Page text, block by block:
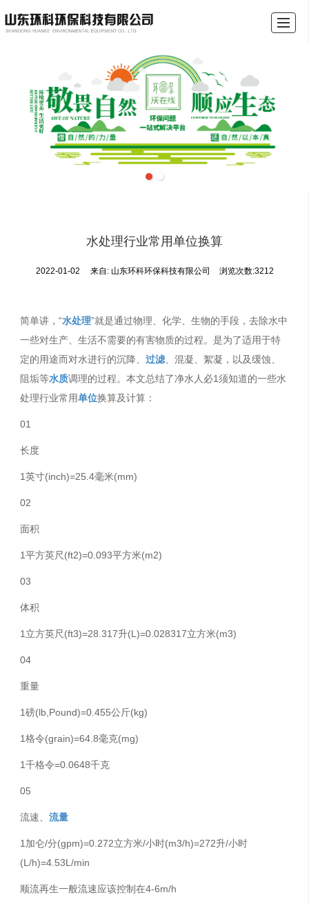
行业资讯成功案例
水处理行业常用单位换算
2022-01-02 来自: 山东环科环保科技有限公司 浏览次数:3212
简单讲，“水处理”就是通过物理、化学、生物的手段，去除水中
一些对生产、生活不需要的有害物质的过程。是为了适用于特
定的用途而对水进行的沉降、过滤 、混凝、絮凝，以及缓蚀、
阻垢等水质调理的过程。本文总结了净水人必1须知道的一些水
处理行业常用单位换算及计算：
01
长度
1英寸(inch)=25.4毫米(mm)
02
面积
1平方英尺(ft2)=0.093平方米(m2)
03
体积
1立方英尺(ft3)=28.317升(L)=0.028317立方米(m3)
04
重量
1磅(lb,Pound)=0.455公斤(kg)
1格令(grain)=64.8毫克(mg)
1千格令=0.0648千克
05
流速、流量
1加仑/分(gpm)=0.272立方米/小时(m3/h)=272升/小时
(L/h)=4.53L/min
顺流再生一般流速应该控制在4-6m/h